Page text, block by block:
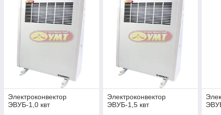
Электроконвектор
ЭВУБ-1,0 квт
Электроконвектор
ЭВУБ-1,5 квт